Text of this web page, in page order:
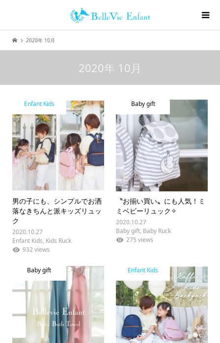
2020年 10月
2020年 10月
Enfant Kids
男の子にも、シンプルでお洒
落なきちんと派キッズリュッ
ク
2020.10.27
Enfant Kids, Kids Ruck
932 views
Baby gift
〝お揃い買い〟にも人気！ミ
ミベビーリュック✧
2020.10.27
Baby gift, Baby Ruck
275 views
Baby gift Enfant Kids